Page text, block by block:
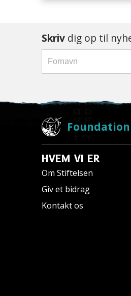
Skriv dig op til
HVEM VI ER
Om Stiftelsen
Giv et bidrag
Kontakt os